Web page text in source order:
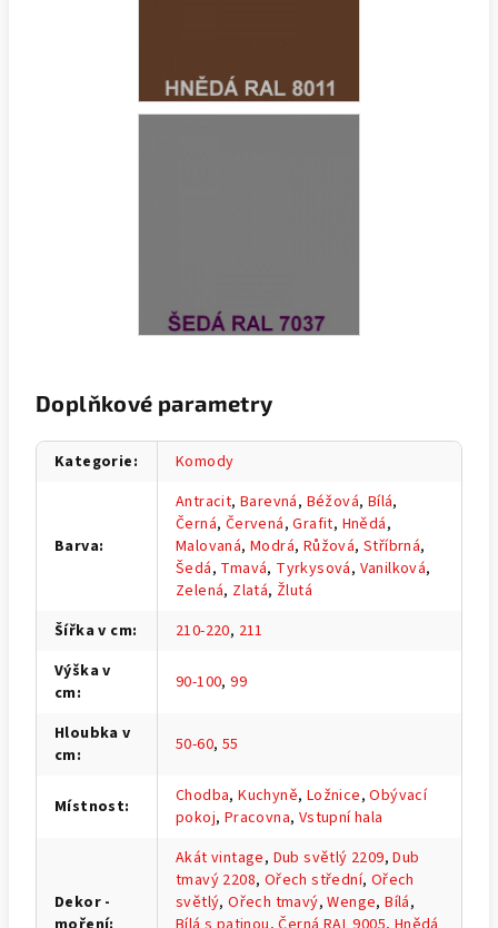
Doplňkové parametry
Kategorie: Komody
Barva:
Antracit,Barevná, Béžová, Bílá,
Černá, Červená,Grafit, Hnědá,
Malovaná,Modrá, Růžová,Stříbrná,
Šedá, Tmavá, Tyrkysová, Vanilková,
Zelená, Zlatá, Žlutá
Šířka v cm: 210-220, 211
Výška v
cm: 90-100,99
Hloubka v
cm: 50-60, 55
Místnost: Chodba,Kuchyně, Ložnice,Obývací
pokoj, Pracovna, Vstupní hala
Dekor -
Akát vintage, Dub světlý 2209,Dub
tmavý 2208, Ořech střední, Ořech
světlý,Ořech tmavý,Wenge,Bílá,